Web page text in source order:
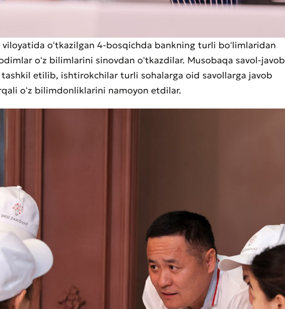
Yomon Aʼlo
Yuborish
maydonlar to'ldirilishi shart
Yuborish
viloyatida oʻtkazilgan 4-bosqichda bankning turli boʻlimlaridan
oʻz bilimlarini sinovdan oʻtkazdilar. Musobaqa savol-javob
etilib, ishtirokchilar turli sohalarga oid savollarga javob
oʻz bilimdonliklarini namoyon etdilar.